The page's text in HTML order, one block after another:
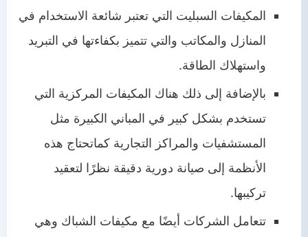
المكيفات السبليت التي تعتبر شائعة الاستخدام في
المنازل والمكاتب والتي تتميز بكفاءتها في التبريد
واستهلاك الطاقة.
بالإضافة إلى ذلك هناك المكيفات المركزية التي
تستخدم بشكل كبير في المباني الكبيرة مثل
المستشفيات والمراكز التجارية كماتحتاج هذه
الأنظمة إلى صيانة دورية دقيقة نظرًا لتعقيد
تركيبها.
تتعامل الشركات أيضًا مع مكيفات الشباك وهي